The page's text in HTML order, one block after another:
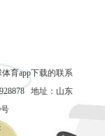
体育app下载的联系
地址：山东